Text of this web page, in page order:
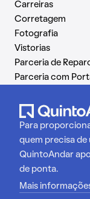
Carreiras
Corretagem
Fotografia
Vistorias
Parceria de
Parceria com
Para
quem precisa de
QuintoAndar
de ponta.
Mais